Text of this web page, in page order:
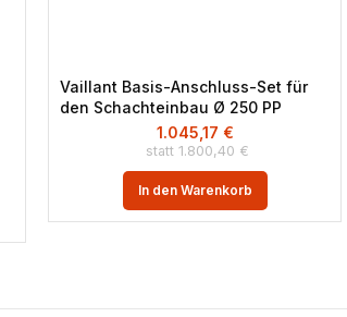
Vaillant Basis-Anschluss-Set für
den Schachteinbau Ø 250 PP
1.800,40 €
1.045,17 €
In den Warenkorb